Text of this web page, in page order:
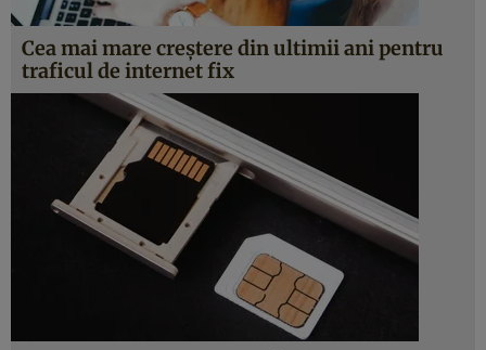
Cea mai mare creștere din ultimii ani pentru
traficul de internet fix